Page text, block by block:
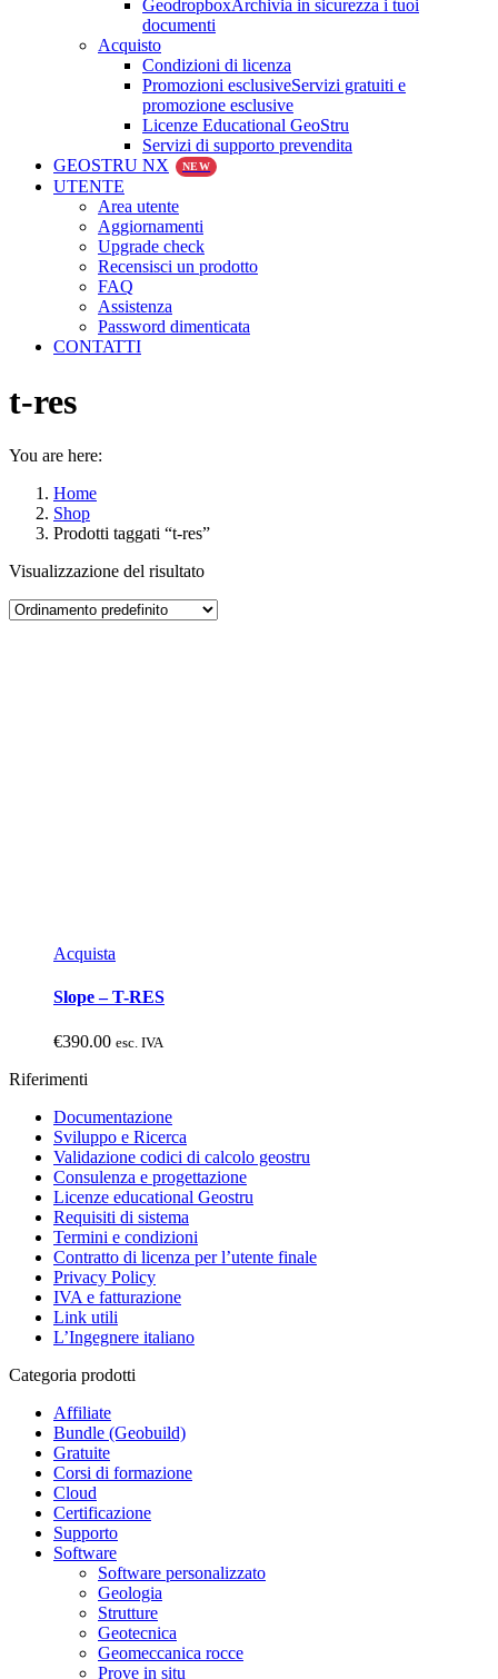
GeodropboxArchivia in sicurezza i tuoi
documenti
Acquisto
Condizioni di licenza
Promozioni esclusiveServizi gratuiti e
promozione esclusive
Licenze Educational GeoStru
Servizi di supporto prevendita
GEOSTRU NX
NEW
UTENTE
Area utente
Aggiornamenti
Upgrade check
Recensisci un prodotto
FAQ
Assistenza
Password dimenticata
CONTATTI
t-res
You are here:
Home
Shop
Prodotti taggati “t-res”
Visualizzazione del risultato
Acquista
Slope – T-RES
€390.00 esc. IVA
Riferimenti
Documentazione
Sviluppo e Ricerca
Validazione codici di calcolo geostru
Consulenza e progettazione
Licenze educational Geostru
Requisiti di sistema
Termini e condizioni
Contratto di licenza per l’utente finale
Privacy Policy
IVA e fatturazione
Link utili
L’Ingegnere italiano
Categoria prodotti
Affiliate
Bundle (Geobuild)
Gratuite
Corsi di formazione
Cloud
Certificazione
Supporto
Software
Software personalizzato
Geologia
Strutture
Geotecnica
Geomeccanica rocce
Prove in situ